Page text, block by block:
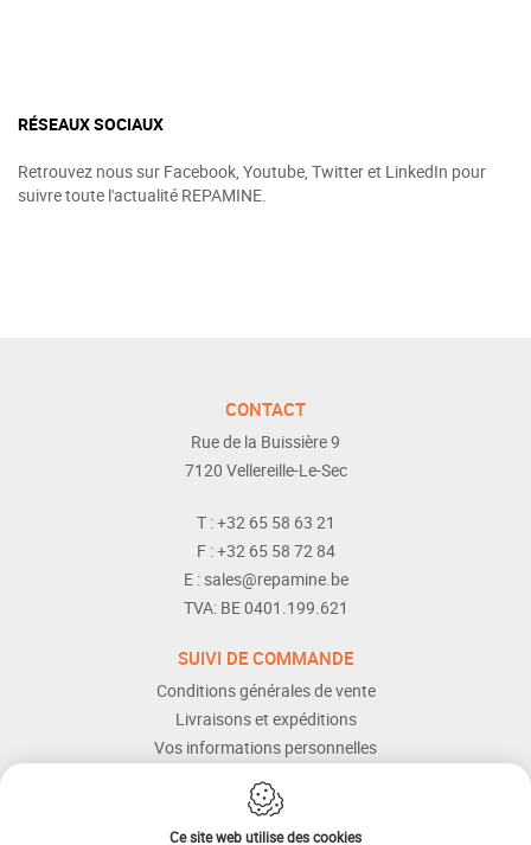
RÉSEAUX SOCIAUX
Retrouvez nous sur Facebook, Youtube, Twitter et LinkedIn pour
suivre toute l'actualité REPAMINE.
CONTACT
Rue de la Buissière 9
7120 Vellereille-Le-Sec
T :+32 65 58 63 21
F :+32 65 58 72 84
E :sales@repamine.be
TVA: BE 0401.199.621
SUIVI DE COMMANDE
Conditions générales de vente
Livraisons et expéditions
Vos informations personnelles
Modes de paiement
Services Après-vente
Aide et assistance
Ce site web utilise des cookies